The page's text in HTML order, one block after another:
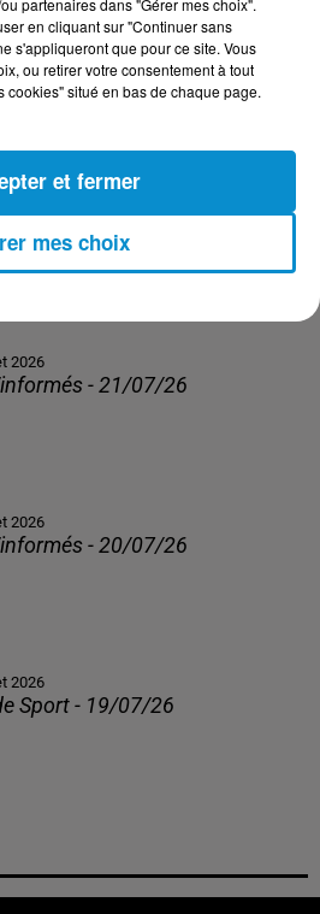
2026
- 23/07/26
2026
- 21/07/26
2026
- 20/07/26
2026
Sport - 19/07/26
en cliquant sur "Continuer sans
s'appliqueront que pour ce site. Vous
ou retirer votre consentement à tout
cookies" situé en bas de chaque page.
mes choix
et fermer